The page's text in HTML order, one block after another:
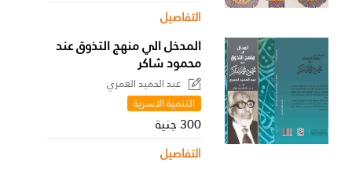
التفاصيل
المدخل الي منهج التذوق عند
محمود شاكر
عبد الحميد العمري
التنمية الاسرية
300 جنية
التفاصيل